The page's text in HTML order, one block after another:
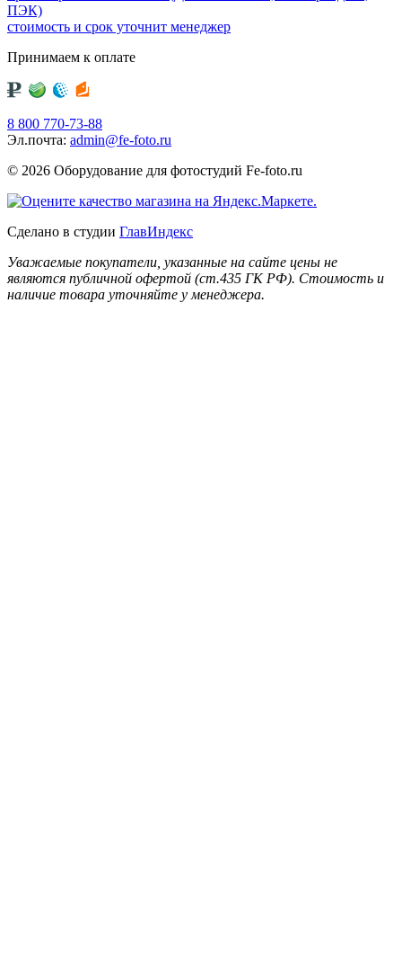
ПЭК)
стоимость и срок уточнит менеджер
Принимаем к оплате
8 800 770-73-88
Эл.почта: admin@fe-foto.ru
© 2026 Оборудование для фотостудий Fe-foto.ru
Сделано в студии ГлавИндекс
Уважаемые покупатели, указанные на сайте цены не
являются публичной офертой (ст.435 ГК РФ). Стоимость и
наличие товара уточняйте у менеджера.